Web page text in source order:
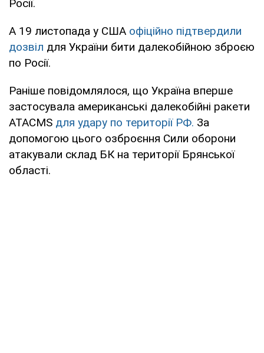
Росії.
А 19 листопада у США офіційно підтвердили
дозвіл для України бити далекобійною зброєю
по Росії.
Раніше повідомлялося, що Україна вперше
застосувала американські далекобійні ракети
ATACMS для удару по території РФ. За
допомогою цього озброєння Сили оборони
атакували склад БК на території Брянської
області.